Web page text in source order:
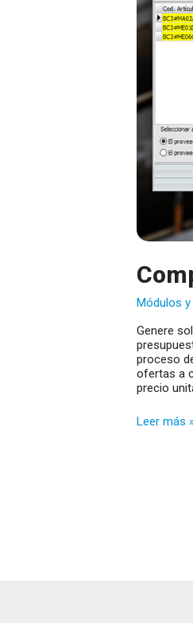
Módulos
Genere
proceso
ofertas a
precio
Leer más